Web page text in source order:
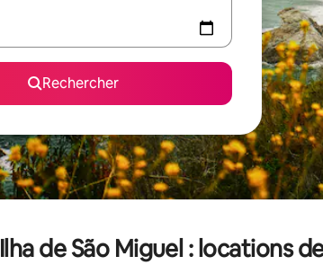
Rechercher
Ilha de São Miguel : locations